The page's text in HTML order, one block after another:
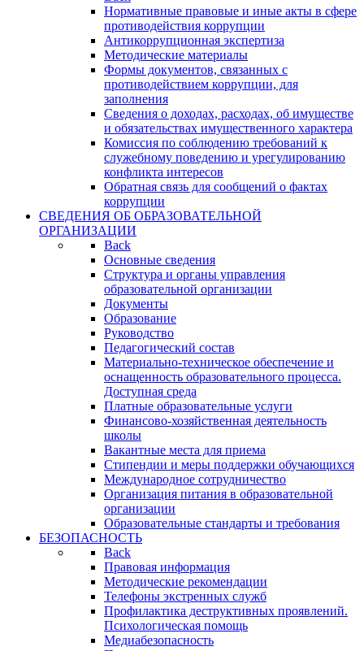
Нормативные правовые и иные акты в сфере
противодействия коррупции
Антикоррупционная экспертиза
Методические материалы
Формы документов, связанных с
противодействием коррупции, для
заполнения
Сведения о доходах, расходах, об имуществе
и обязательствах имущественного характера
Комиссия по соблюдению требований к
служебному поведению и урегулированию
конфликта интересов
Обратная связь для сообщений о фактах
коррупции
СВЕДЕНИЯ ОБ ОБРАЗОВАТЕЛЬНОЙ
ОРГАНИЗАЦИИ
Back
Основные сведения
Структура и органы управления
образовательной организации
Документы
Образование
Руководство
Педагогический состав
Материально-техническое обеспечение и
оснащенность образовательного процесса.
Доступная среда
Платные образовательные услуги
Финансово-хозяйственная деятельность
школы
Вакантные места для приема
Стипендии и меры поддержки обучающихся
Международное сотрудничество
Организация питания в образовательной
организации
Образовательные стандарты и требования
БЕЗОПАСНОСТЬ
Back
Правовая информация
Методические рекомендации
Телефоны экстренных служб
Профилактика деструктивных проявлений.
Психологическая помощь
Медиабезопасность